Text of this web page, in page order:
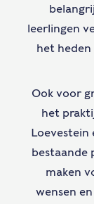
leerlingen
het heden
Ook voor
het
Loevestein
bestaande
maken
wensen